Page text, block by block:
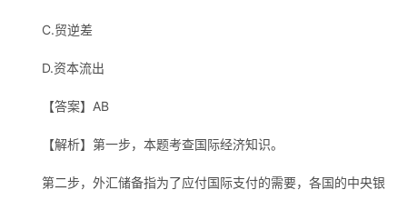
C.贸逆差
D.资本流出
【答案】AB
【解析】第一步，本题考查国际经济知识。
第二步，外汇储备指为了应付国际支付的需要，各国的中央银